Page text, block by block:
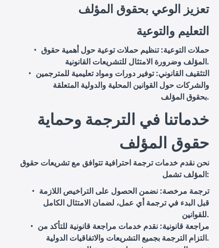
تعزيز الوعي بحقوق المؤلف
التعليم والتوعية
حملات التوعية: تنظيم حملات توعية حول أهمية حقوق
المؤلف وضرورة الامتثال للتشريعات القانونية.
التثقيف القانوني: توفير دورات ومواد تعليمية للمترجمين
والشركات حول القوانين المحلية والدولية المتعلقة
بحقوق المؤلف.
خدماتنا في الترجمة وحماية
حقوق المؤلف
نحن نقدم خدمات ترجمة احترافية تتوافق مع تشريعات حقوق
المؤلف تشمل:
ترجمة مرخصة: نضمن الحصول على التراخيص اللازمة
قبل البدء في ترجمة أي عمل، لضمان الامتثال الكامل
للقوانين.
مراجعة قانونية: نقدم خدمات مراجعة قانونية للتأكد من
التزام الترجمة بجميع التشريعات والاتفاقيات الدولية.